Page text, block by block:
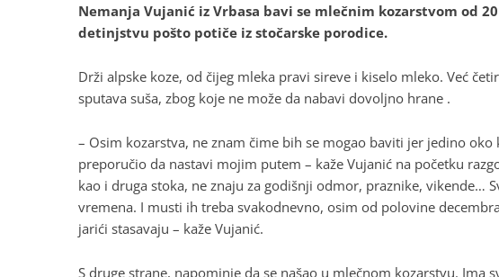
Nemanja Vujanić iz Vrbasa bavi se mlečnim kozarstvom od
detinjstvu pošto potiče iz stočarske porodice.
Drži alpske koze, od čijeg mleka pravi sireve i kiselo mleko. Već
sputava suša, zbog koje ne može da nabavi dovoljno hrane .
– Osim kozarstva, ne znam čime bih se mogao baviti jer jedino
preporučio da nastavi mojim putem – kaže Vujanić na početku
kao i druga stoka, ne znaju za godišnji odmor, praznike, vikende…
vremena. I musti ih treba svakodnevno, osim od polovine
jarići stasavaju – kaže Vujanić.
S druge strane, napominje da se našao u mlečnom kozarstvu. Ima